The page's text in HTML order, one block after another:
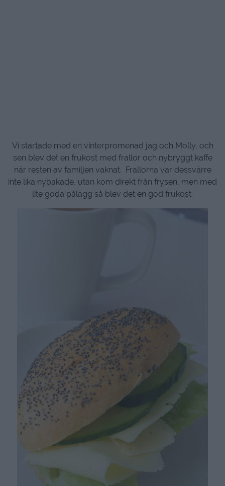
Vi startade med en vinterpromenad jag och Molly, och
sen blev det en frukost med frallor och nybryggt kaffe
när resten av familjen vaknat. Frallorna var dessvärre
inte lika nybakade, utan kom direkt från frysen, men med
lite goda pålägg så blev det en god frukost.